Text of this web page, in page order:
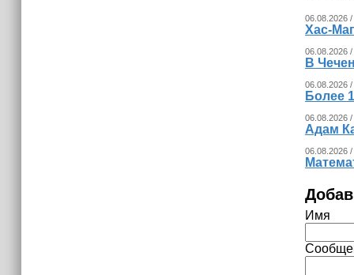
06.08.2026
Хас-
06.08.2026
В
06.08.2026
Более
06.08.2026
Адам
06.08.2026
Имя